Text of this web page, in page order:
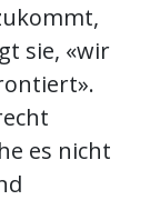
sie, «wir
es nicht